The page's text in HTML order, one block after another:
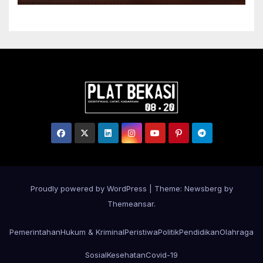
Kepastian Hukum bagi
Proudly powered by WordPress Theme: Newsberg by
Themeansar.
PemerintahanHukum & KriminalPeristiwaPolitikPendidikanOlahraga
SosialKesehatanCovid-19